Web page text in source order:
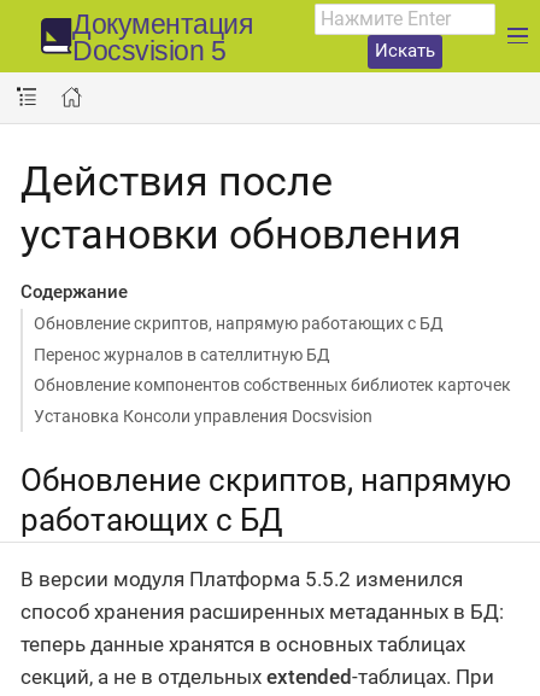
Документация
Docsvision 5
Искать
Действия после
установки обновления
Содержание
Обновление скриптов, напрямую работающих с БД
Перенос журналов в сателлитную БД
Обновление компонентов собственных библиотек карточек
Установка Консоли управления Docsvision
Обновление скриптов, напрямую
работающих с БД
В версии модуля Платформа 5.5.2 изменился
способ хранения расширенных метаданных в БД:
теперь данные хранятся в основных таблицах
секций, а не в отдельных extended-таблицах. При